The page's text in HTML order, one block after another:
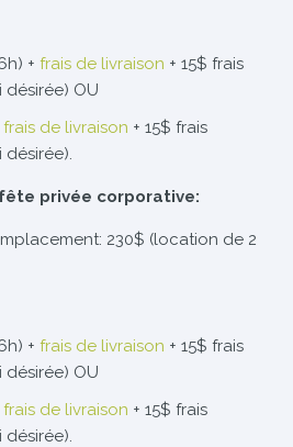
+ frais de livraison + 15$ frais
désirée) OU
frais de livraison + 15$ frais
désirée).
privée corporative:
230$ (location de 2
+ frais de livraison + 15$ frais
désirée) OU
frais de livraison + 15$ frais
désirée).